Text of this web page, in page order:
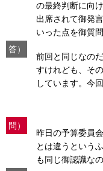
の最終判断に向
出席されて御発
いった点を御質
答）
前回と同じなの
すけれども、そ
しています。今
問）
昨日の予算委員
とは違うという
も同じ御認識な